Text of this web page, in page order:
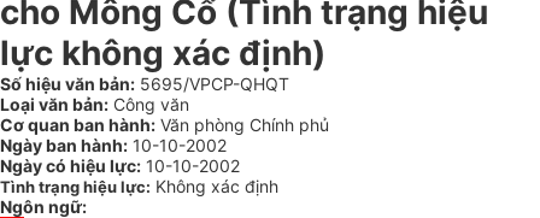
cho Mông Cổ (Tình trạng hiệu
lực không xác định)
Số hiệu văn bản: 5695/VPCP-QHQT
Loại văn bản: Công văn
Cơ quan ban hành: Văn phòng Chính phủ
Ngày ban hành: 10-10-2002
Ngày có hiệu lực: 10-10-2002
Tình trạng hiệu lực: Không xác định
Ngôn ngữ: